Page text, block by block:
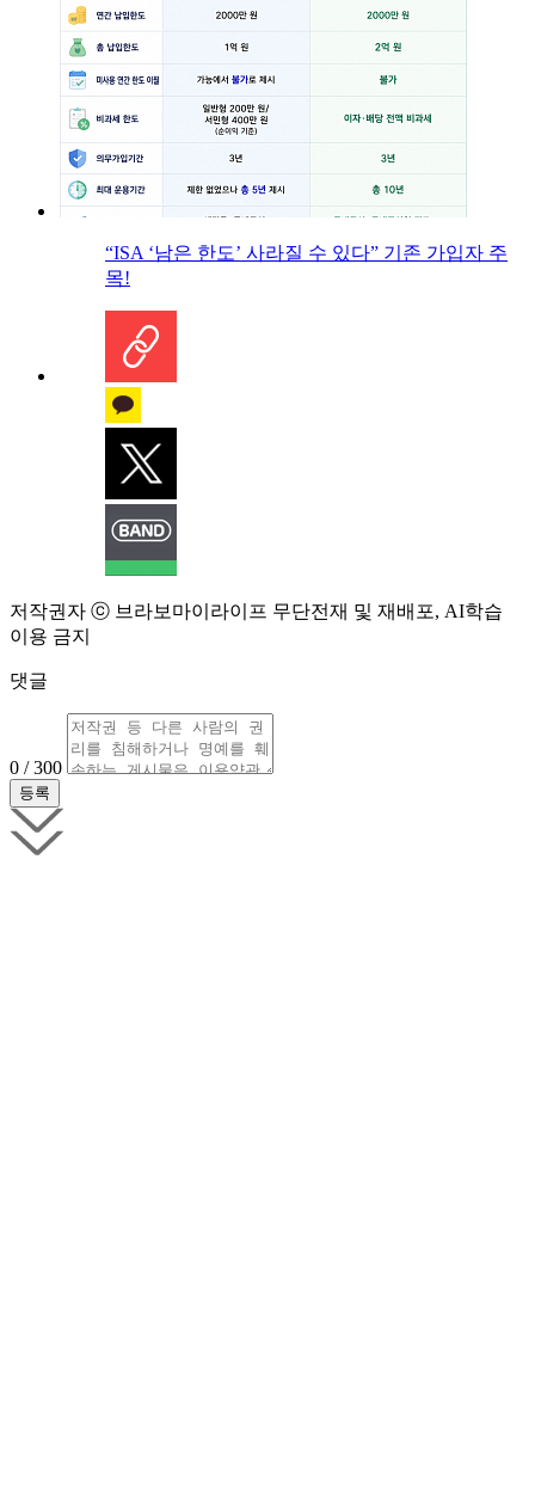
“ISA ‘남은 한도’ 사라질 수 있다” 기존 가입자 주
목!
저작권자 ⓒ 브라보마이라이프 무단전재 및 재배포, AI학습
이용 금지
댓글
0 / 300